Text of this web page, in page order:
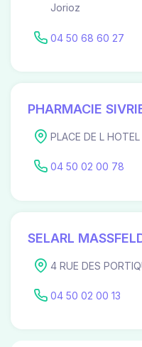
Jorioz
04 50 68 60 27
PHARMACIE
PLACE DE L
04 50 02 00 78
SELARL
4 RUE DES
04 50 02 00 13